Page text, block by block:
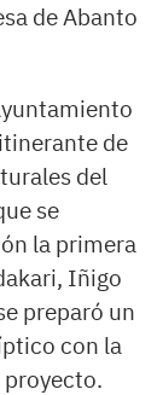
de Abanto
de
del
se
la primera
Iñigo
preparó un
con la